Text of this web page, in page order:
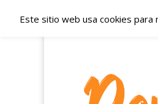
Blog dedicado a los
Este sitio web usa cookies para